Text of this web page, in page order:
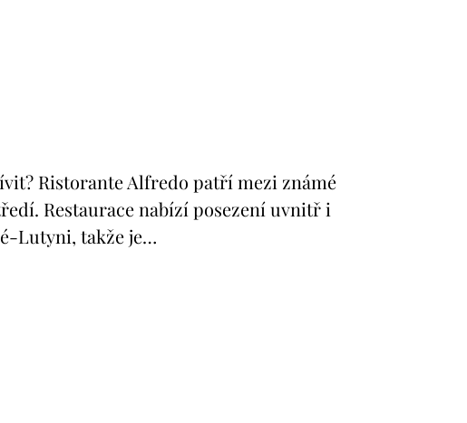
Ristorante Alfredo patří mezi známé
Restaurace nabízí posezení uvnitř i
Lutyni, takže je…